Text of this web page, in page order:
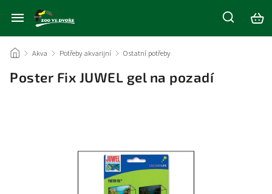
/ Akva / Potřeby akvarijní / Ostatní potřeby
Poster Fix JUWEL gel na pozadí